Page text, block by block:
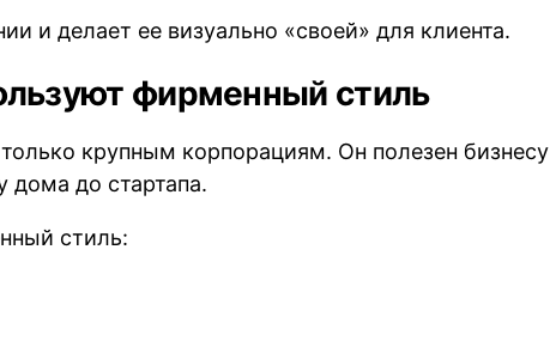
и делает ее визуально «своей» для клиента.
фирменный стиль
крупным корпорациям. Он полезен бизнесу
дома до стартапа.
стиль: